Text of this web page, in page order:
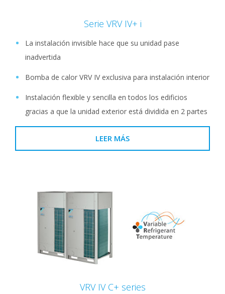
Serie VRV IV+ i
La instalación invisible hace que su unidad pase
inadvertida
Bomba de calor VRV IV exclusiva para instalación interior
Instalación flexible y sencilla en todos los edificios
gracias a que la unidad exterior está dividida en 2 partes
LEER MÁS
VRV IV C+ series